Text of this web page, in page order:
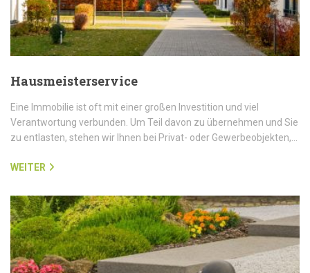
Hausmeisterservice
Eine Immobilie ist oft mit einer großen Investition und viel
Verantwortung verbunden. Um Teil davon zu übernehmen und Sie
zu entlasten, stehen wir Ihnen bei Privat- oder Gewerbeobjekten,…
WEITER